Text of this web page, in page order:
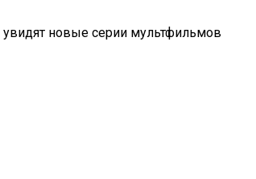
увидят новые серии мультфильмов